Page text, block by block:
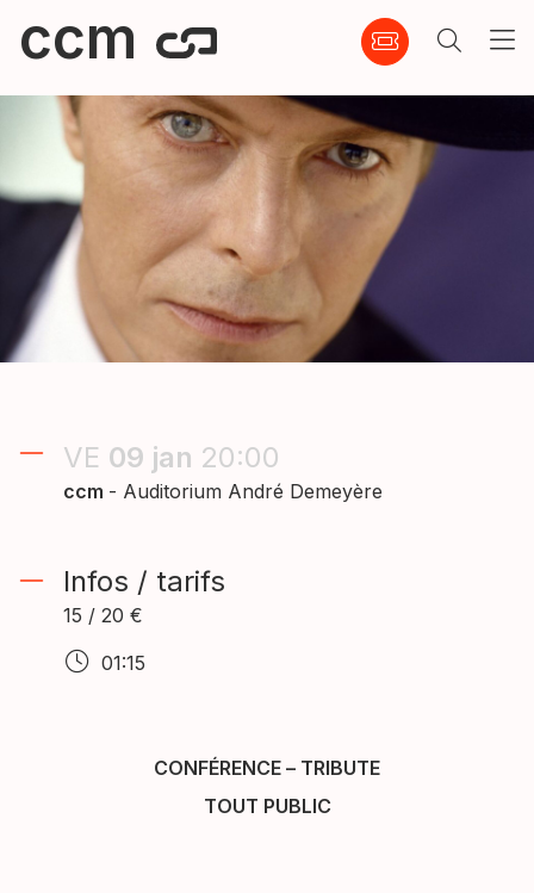
ccm
VE 09 jan 20:00
ccm - Auditorium André Demeyère
Infos / tarifs
15 / 20 €
01:15
CONFÉRENCE – TRIBUTE
TOUT PUBLIC